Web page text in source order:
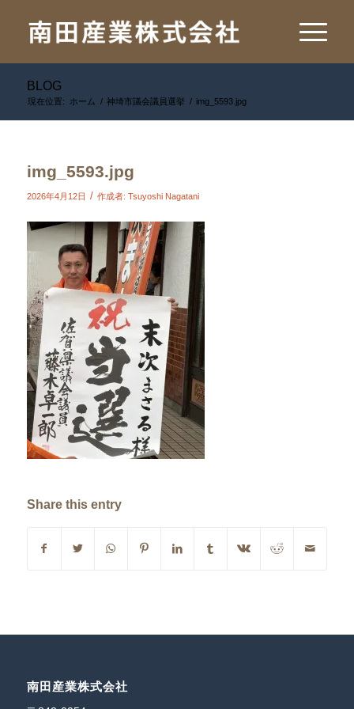
BLOG
現在位置: ホーム / 神埼市議会議員選挙 / img_5593.jpg
img_5593.jpg
2026年4月12日 / 作成者: Tsuyoshi Nagatani
Share this entry
南田産業株式会社